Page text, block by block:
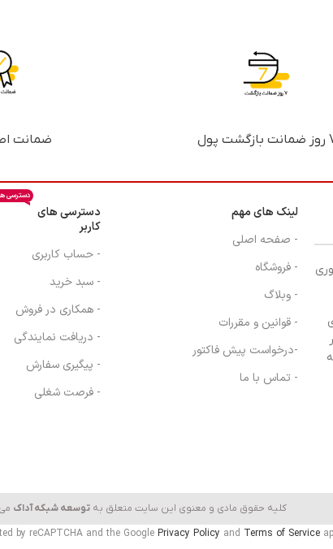
پول ضمانت
لینک های مهم
- صفحه اصلی
- فروشگاه
- وبلاگ
- قوانین و مقررات
-درخواست پیش فاکتور
- تماس با ما
دسترسی های
کاربر
دسترسی
- حساب کاربری
- سبد خرید
- همکاری در فروش
- دریافت نمایندگی
- پیگیری سفارش
- فرصت شغلی
کلیه حقوق مادی و معنوی این سایت متعلق به توسعه شبکه آداک
by reCAPTCHA and the Google Privacy Policy and Terms of Service